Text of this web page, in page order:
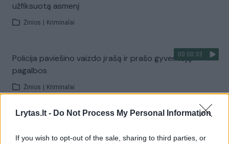
Lrytas.lt - Do Not Process My Personal Information
If you wish to opt-out of the sale, sharing to third parties, or
užfiksuotą asmenį
Žinios Kriminalai
00:00:33
Policija paviešino vaizdo įrašą ir prašo gyventojų
pagalbos
Žinios Kriminalai
00:00:40
Žinios | Kriminalai